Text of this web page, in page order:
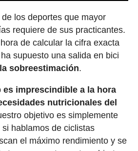
los deportes que mayor
requiere de sus practicantes.
de calcular la cifra exacta
supuesto una salida en bici
sobreestimación.
es imprescindible a la hora
nutricionales del
objetivo es simplemente
hablamos de ciclistas
el máximo rendimiento y se